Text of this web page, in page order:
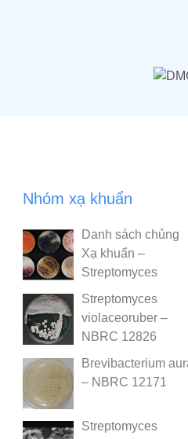
Nhóm xạ khuẩn
Danh sách chủng
Xạ khuẩn –
Streptomyces
Streptomyces
violaceoruber –
NBRC 12826
Brevibacterium
– NBRC 12171
Streptomyces